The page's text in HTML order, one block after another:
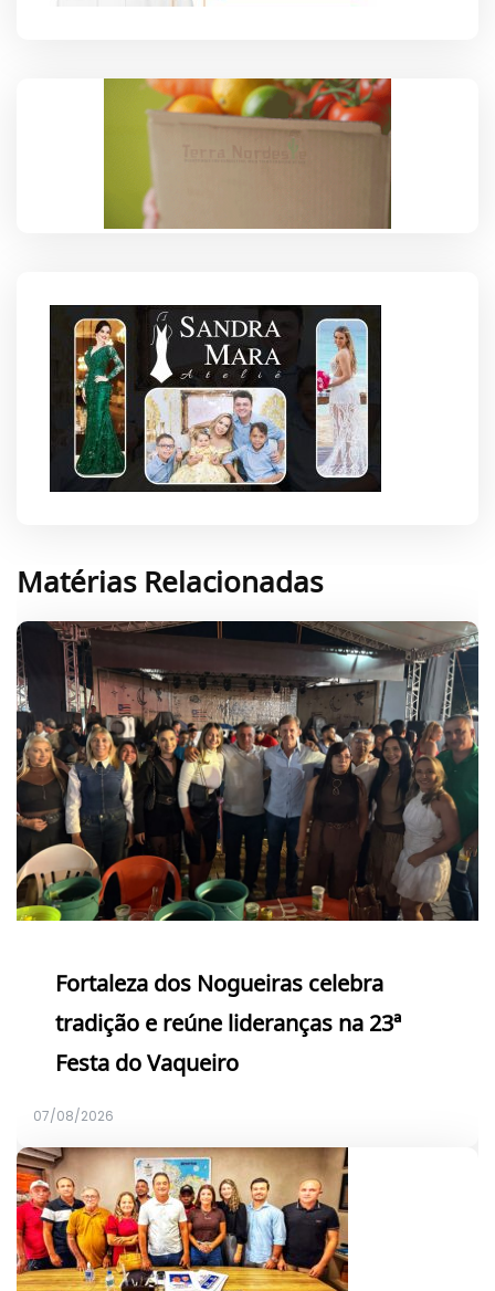
Matérias Relacionadas
Fortaleza dos Nogueiras celebra
tradição e reúne lideranças na 23ª
Festa do Vaqueiro
07/08/2026